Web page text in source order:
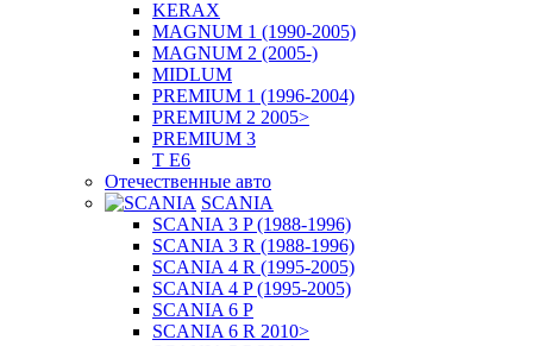
KERAX
MAGNUM 1 (1990-2005)
MAGNUM 2 (2005-)
MIDLUM
PREMIUM 1 (1996-2004)
PREMIUM 2 2005>
PREMIUM 3
T E6
Отечественные авто
SCANIA
SCANIA 3 P (1988-1996)
SCANIA 3 R (1988-1996)
SCANIA 4 R (1995-2005)
SCANIA 4 P (1995-2005)
SCANIA 6 P
SCANIA 6 R 2010>